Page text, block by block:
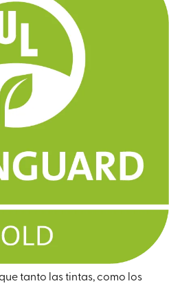
tanto las tintas, como los